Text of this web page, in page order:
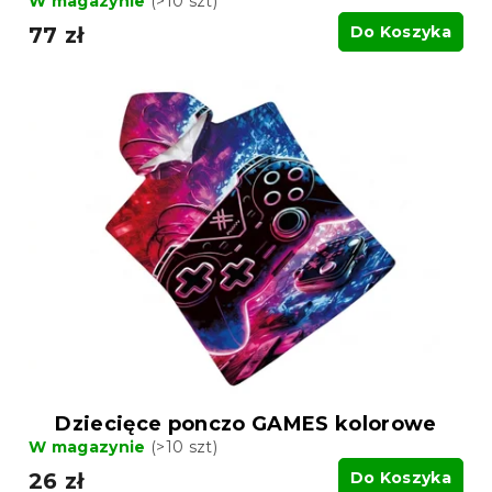
77 zł Do Koszyka
Dziecięce ponczo GAMES kolorowe
W magazynie (>10 szt)
26 zł Do Koszyka